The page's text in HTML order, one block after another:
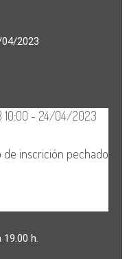
2023
19.00 h.